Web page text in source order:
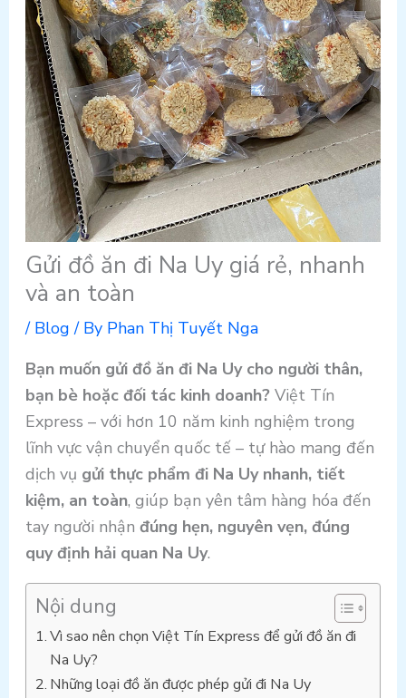
Gửi đồ ăn đi Na Uy giá rẻ, nhanh
và an toàn
/ Blog / By Phan Thị Tuyết Nga
Bạn muốn gửi đồ ăn đi Na Uy cho người thân,
bạn bè hoặc đối tác kinh doanh?Việt Tín
Express – với hơn 10 năm kinh nghiệm trong
lĩnh vực vận chuyển quốc tế – tự hào mang đến
dịch vụ gửi thực phẩm đi Na Uy nhanh, tiết
kiệm, an toàn, giúp bạn yên tâm hàng hóa đến
tay người nhận đúng hẹn, nguyên vẹn, đúng
quy định hải quan Na Uy.
Nội dung
Vì sao nên chọn Việt Tín Express để gửi đồ ăn đi
Na Uy?
Những loại đồ ăn được phép gửi đi Na Uy